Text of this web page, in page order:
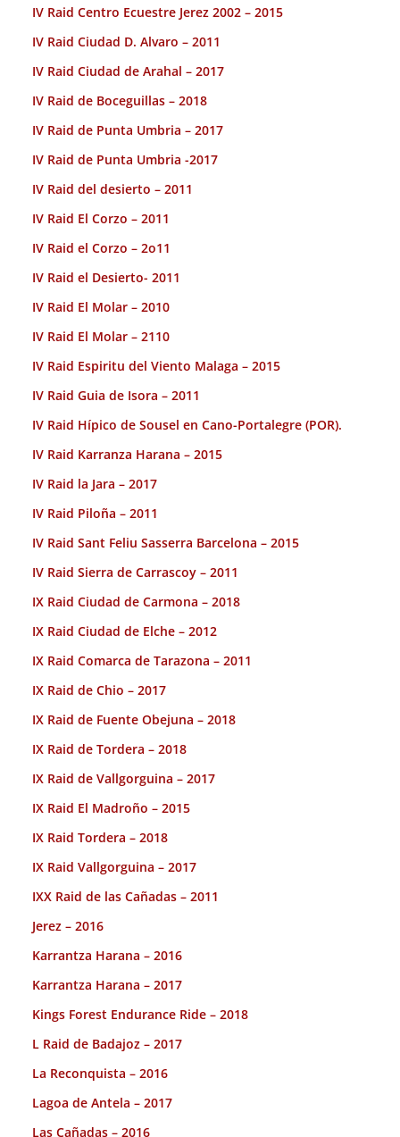
IV Raid Centro Ecuestre Jerez 2002 – 2015
IV Raid Ciudad D. Alvaro – 2011
IV Raid Ciudad de Arahal – 2017
IV Raid de Boceguillas – 2018
IV Raid de Punta Umbria – 2017
IV Raid de Punta Umbria -2017
IV Raid del desierto – 2011
IV Raid El Corzo – 2011
IV Raid el Corzo – 2o11
IV Raid el Desierto- 2011
IV Raid El Molar – 2010
IV Raid El Molar – 2110
IV Raid Espiritu del Viento Malaga – 2015
IV Raid Guia de Isora – 2011
IV Raid Hípico de Sousel en Cano-Portalegre (POR).
IV Raid Karranza Harana – 2015
IV Raid la Jara – 2017
IV Raid Piloña – 2011
IV Raid Sant Feliu Sasserra Barcelona – 2015
IV Raid Sierra de Carrascoy – 2011
IX Raid Ciudad de Carmona – 2018
IX Raid Ciudad de Elche – 2012
IX Raid Comarca de Tarazona – 2011
IX Raid de Chio – 2017
IX Raid de Fuente Obejuna – 2018
IX Raid de Tordera – 2018
IX Raid de Vallgorguina – 2017
IX Raid El Madroño – 2015
IX Raid Tordera – 2018
IX Raid Vallgorguina – 2017
IXX Raid de las Cañadas – 2011
Jerez – 2016
Karrantza Harana – 2016
Karrantza Harana – 2017
Kings Forest Endurance Ride – 2018
L Raid de Badajoz – 2017
La Reconquista – 2016
Lagoa de Antela – 2017
Las Cañadas – 2016